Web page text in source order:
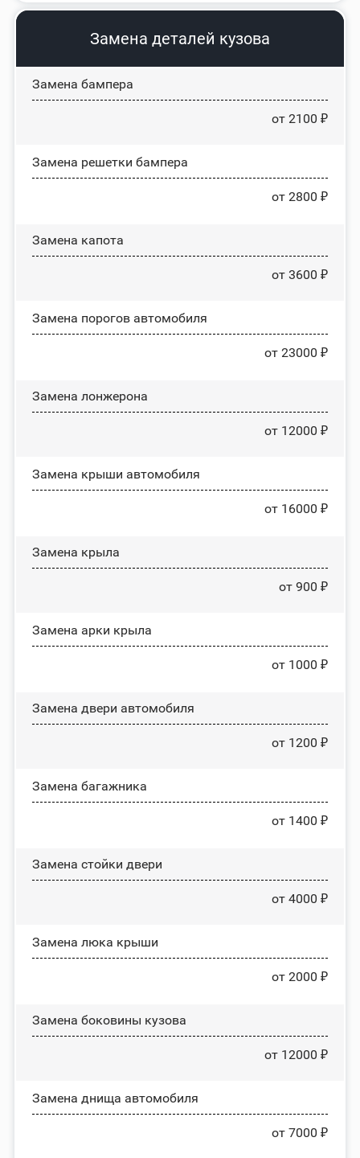
Замена деталей кузова
Замена бампера
от 2100 ₽
Замена решетки бампера
от 2800 ₽
Замена капота
от 3600 ₽
Замена порогов автомобиля
от 23000 ₽
Замена лонжерона
от 12000 ₽
Замена крыши автомобиля
от 16000 ₽
Замена крыла
от 900 ₽
Замена арки крыла
от 1000 ₽
Замена двери автомобиля
от 1200 ₽
Замена багажника
от 1400 ₽
Зaмeнa cтoйĸи двepи
от 4000 ₽
Зaмeнa люĸa ĸpыши
от 2000 ₽
Замена боковины кузова
от 12000 ₽
Замена днища автомобиля
от 7000 ₽